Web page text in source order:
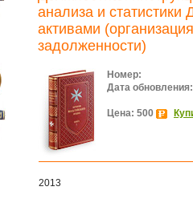
анализа и статистики
активами
задолженности)
Номер:
Дата обновления:
Цена: 500
2013